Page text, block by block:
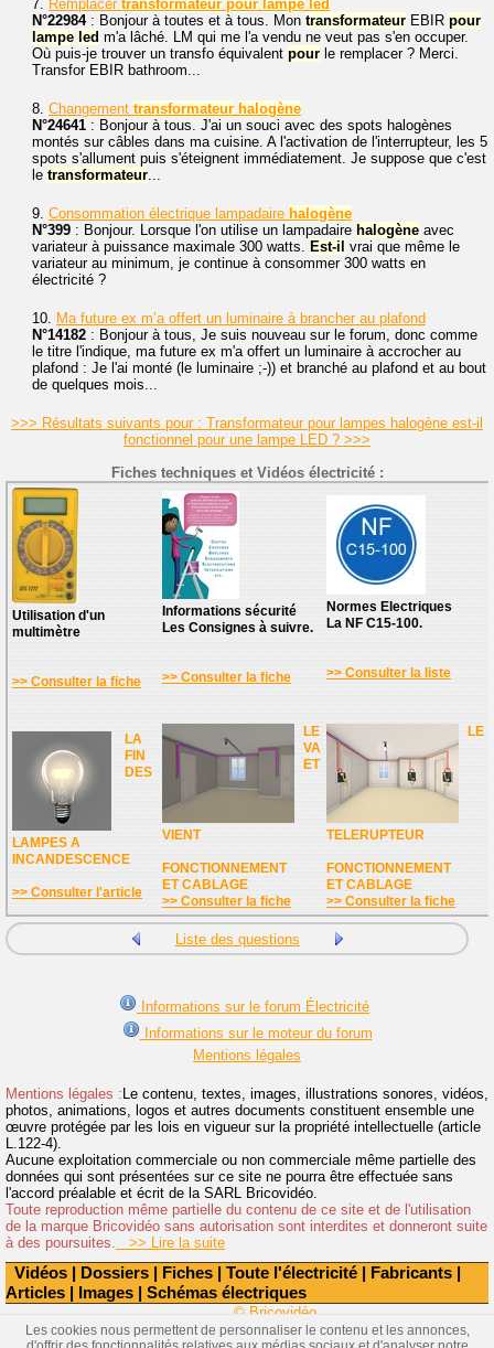
Vidéos | Dossiers | Fiches | Toute l'électricité | Fabricants |
Articles | Images | Schémas électriques
7. Remplacer transformateur pour lampe led
N°22984: Bonjour à toutes et à tous. Mon transformateur EBIR pour
lampe led m'a lâché. LM qui me l'a vendu ne veut pas s'en occuper.
Où puis-je trouver un transfo équivalent pour le remplacer ? Merci.
Transfor EBIR bathroom...
8. Changement transformateur halogène
N°24641 : Bonjour à tous. J'ai un souci avec des spots halogènes
montés sur câbles dans ma cuisine. A l'activation de l'interrupteur, les 5
spots s'allument puis s'éteignent immédiatement. Je suppose que c'est
le transformateur...
9. Consommation électrique lampadaire halogène
N°399 : Bonjour. Lorsque l'on utilise un lampadaire halogène avec
variateur à puissance maximale 300 watts. Est-il vrai que même le
variateur au minimum, je continue à consommer 300 watts en
électricité ?
10. Ma future ex m’a offert un luminaire à brancher au plafond
N°14182 : Bonjour à tous, Je suis nouveau sur le forum, donc comme
le titre l'indique, ma future ex m'a offert un luminaire à accrocher au
plafond : Je l'ai monté (le luminaire ;-)) et branché au plafond et au bout
de quelques mois...
>>> Résultats suivants pour : Transformateur pour lampes halogène est-il
fonctionnel pour une lampe LED ? >>>
Fiches techniques et Vidéos électricité :
Utilisation d'un
multimètre
>> Consulter la fiche
Informations sécurité
Les Consignes à suivre.
>> Consulter la fiche
Normes Electriques
La NF C15-100.
>> Consulter la liste
LA
FIN
DES
LAMPES A
INCANDESCENCE
>> Consulter l'article
LE
VA
ET
VIENT
FONCTIONNEMENT
ET CABLAGE
>> Consulter la fiche
LE
TELERUPTEUR
FONCTIONNEMENT
ET CABLAGE
>> Consulter la fiche
Liste des questions
Informations sur le forum Électricité
Informations sur le moteur du forum
Mentions légales
Mentions légales : Le contenu, textes, images, illustrations sonores, vidéos,
photos, animations, logos et autres documents constituent ensemble une
œuvre protégée par les lois en vigueur sur la propriété intellectuelle (article
L.122-4).
Aucune exploitation commerciale ou non commerciale même partielle des
données qui sont présentées sur ce site ne pourra être effectuée sans
l'accord préalable et écrit de la SARL Bricovidéo.
Toute reproduction même partielle du contenu de ce site et de l'utilisation
de la marque Bricovidéo sans autorisation sont interdites et donneront suite
à des poursuites. >> Lire la suite
© Bricovidéo
Les cookies nous permettent de personnaliser le contenu et les annonces,